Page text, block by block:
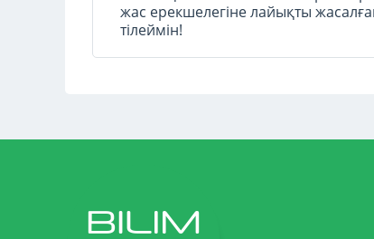
жас ерекшелегіне лайықты
тілеймін!